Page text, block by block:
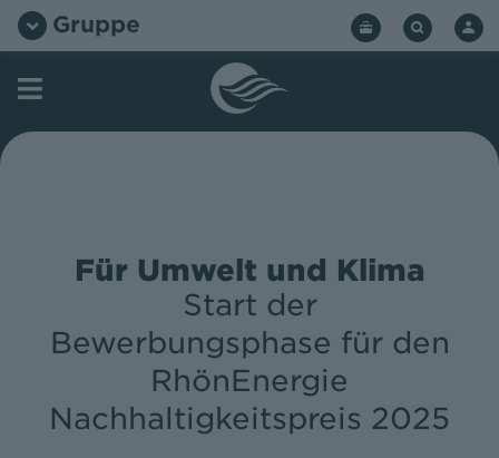
Zum
InhaltGruppe
Für Umwelt und Klima
Start der
Bewerbungsphase für den
RhönEnergie
Nachhaltigkeitspreis 2025